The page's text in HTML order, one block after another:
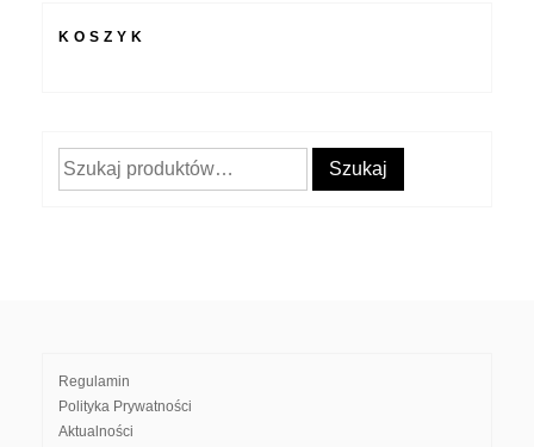
KOSZYK
Szukaj: Szukaj
Regulamin
Polityka Prywatności
Aktualności